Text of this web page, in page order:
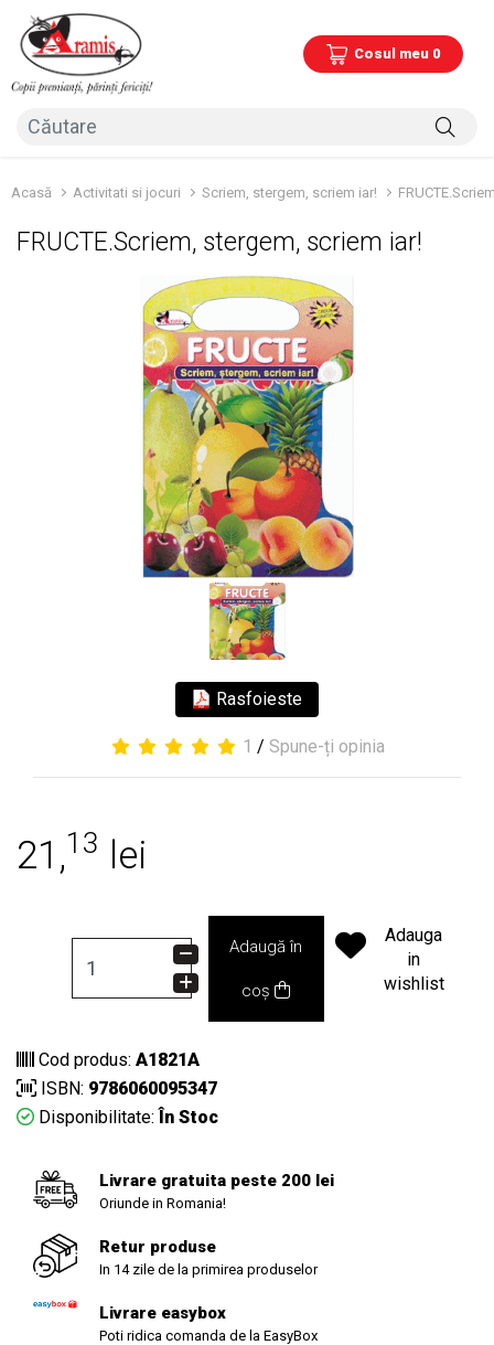
Cosul meu 0
Acasă Activitati si jocuri Scriem, stergem, scriem iar!
FRUCTE.Scriem, stergem, scriem iar!
Rasfoieste
1 / Spune-ți opinia
21,13 lei
Adaugă în
coș
Adauga
in
wishlist
Cod produs: A1821A
ISBN: 9786060095347
Disponibilitate: În Stoc
Livrare gratuita peste 200 lei
Oriunde in Romania!
Retur produse
In 14 zile de la primirea produselor
Livrare easybox
Poti ridica comanda de la EasyBox